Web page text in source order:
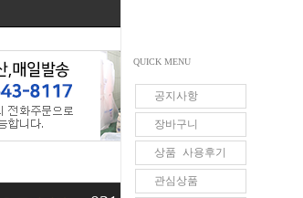
QUICK MENU
공지사항
장바구니
상품 사용후기
관심상품